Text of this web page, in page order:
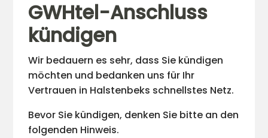
GWHtel-Anschluss
kündigen
Wir bedauern es sehr, dass Sie kündigen
möchten und bedanken uns für Ihr
Vertrauen in Halstenbeks schnellstes Netz.
Bevor Sie kündigen, denken Sie bitte an den
folgenden Hinweis.